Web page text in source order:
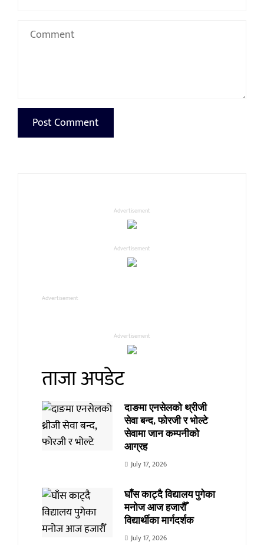
Advertisement
Advertisement
Advertisement
Advertisement
ताजा अपडेट
दाङमा एनसेलको थ्रीजी
सेवा बन्द, फोरजी र भोल्टे
सेवामा जान कम्पनीको
आग्रह
July 17, 2026
घाँस काट्दै विद्यालय पुगेका
मनोज आज हजारौँ
विद्यार्थीका मार्गदर्शक
July 17, 2026